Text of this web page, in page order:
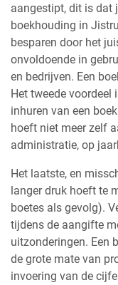
aangestipt, dit is dat
boekhouding in
besparen door het
onvoldoende in
en bedrijven. Een
Het tweede
inhuren van een
hoeft niet meer zelf
administratie, op
Het laatste, en
langer druk hoeft te
boetes als gevolg).
tijdens de aangifte
uitzonderingen. Een
de grote mate van
invoering van de